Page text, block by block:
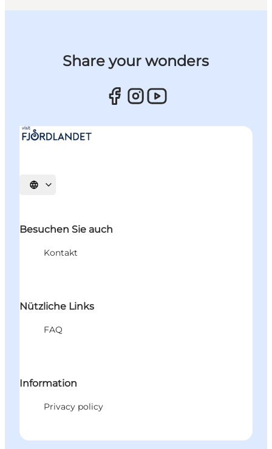
Share your wonders
Sprache auswählen
Besuchen Sie auch
Kontakt
Nützliche Links
FAQ
Information
Privacy policy